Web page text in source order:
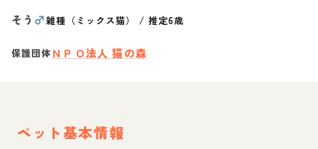
そう ♂雑種（ミックス猫） /推定6歳
保護団体 ＮＰＯ法人 猫の森
ペット基本情報